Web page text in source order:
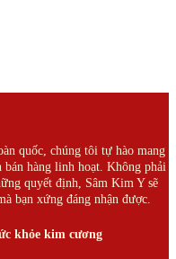
quốc, chúng tôi tự hào mang
hàng linh hoạt. Không phải
quyết định, Sâm Kim Y sẽ
bạn xứng đáng nhận được.
khỏe kim cương